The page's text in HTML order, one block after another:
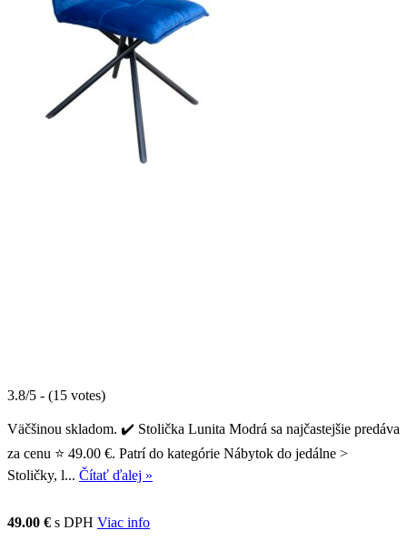
3.8/5 - (15 votes)
Väčšinou skladom. ✔️ Stolička Lunita Modrá sa najčastejšie predáva
za cenu ⭐ 49.00 €. Patrí do kategórie Nábytok do jedálne >
Stoličky, l... Čítať ďalej »
49.00 € s DPH Viac info